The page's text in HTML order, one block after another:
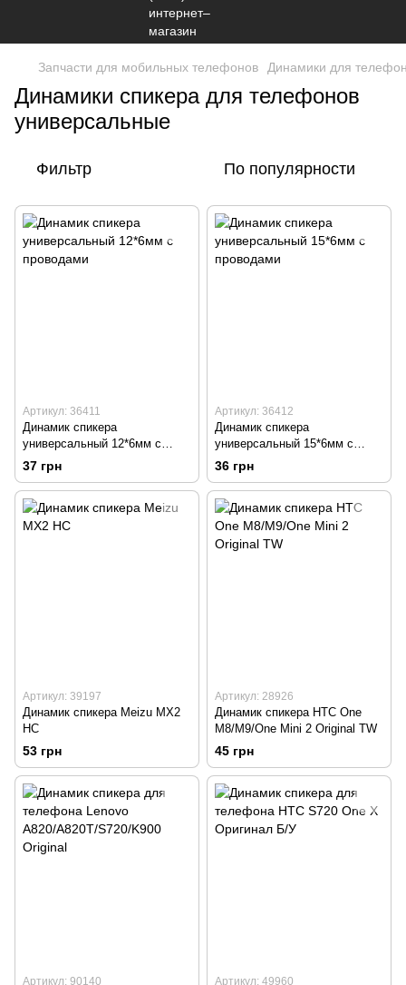
Запчасти для мобильных телефонов Динамики для
Динамики спикера для телефонов
универсальные
Фильтр По популярности
Артикул: 36411
Динамик спикера
универсальный 12*6мм с
проводами
37 грн
Артикул: 36412
Динамик спикера
универсальный 15*6мм с
проводами
36 грн
Артикул: 39197
Динамик спикера Meizu MX2
HC
53 грн
Артикул: 28926
Динамик спикера HTC One
M8/M9/One Mini 2 Original TW
45 грн
Артикул: 90140 Артикул: 49960